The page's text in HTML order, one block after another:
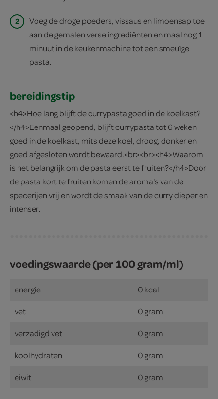
2
Voeg de droge poeders, vissaus en limoensap toe
aan de gemalen verse ingrediënten en maal nog 1
minuut in de keukenmachine tot een smeuïge
pasta.
bereidingstip
<h4>Hoe lang blijft de currypasta goed in de koelkast?
</h4>Eenmaal geopend, blijft currypasta tot 6 weken
goed in de koelkast, mits deze koel, droog, donker en
goed afgesloten wordt bewaard.<br><br><h4>Waarom
is het belangrijk om de pasta eerst te fruiten?</h4>Door
de pasta kort te fruiten komen de aroma's van de
specerijen vrij en wordt de smaak van de curry dieper en
intenser.
voedingswaarde (per 100 gram/ml)
energie 0 kcal
vet 0 gram
verzadigd vet 0 gram
koolhydraten 0 gram
eiwit 0 gram